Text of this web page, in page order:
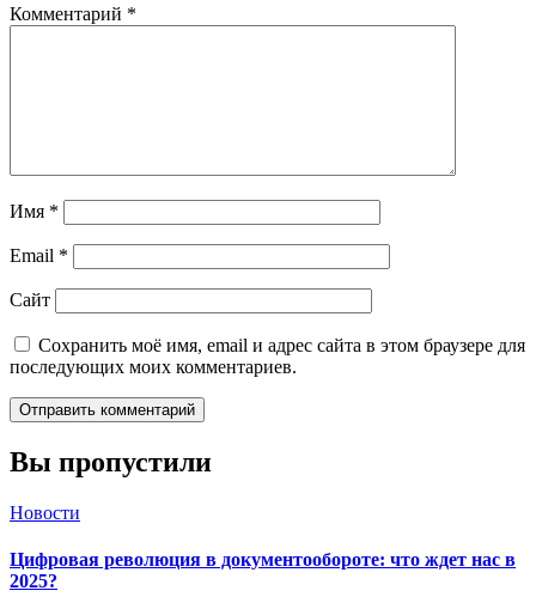
Комментарий *
Имя *
Email *
Сайт
Сохранить моё имя, email и адрес сайта в этом браузере для
последующих моих комментариев.
Вы пропустили
Новости
Цифровая революция в документообороте: что ждет нас в
2025?